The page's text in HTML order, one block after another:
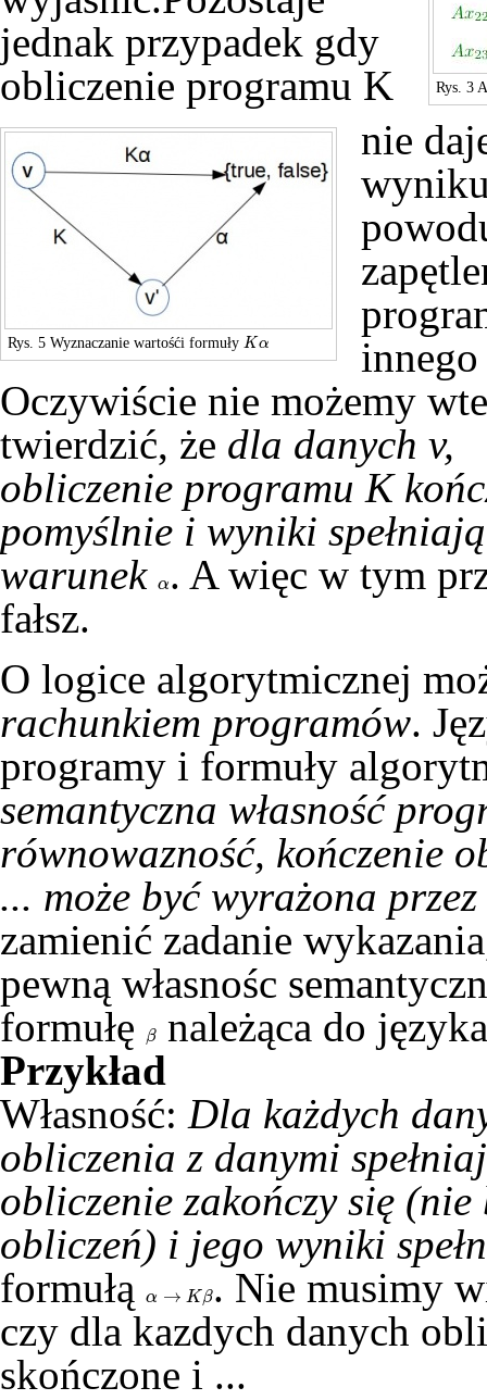
Rys. 3
Rys. 5 Wyznaczanie wartośći formuły K α
Kα
jednak przypadek gdy
obliczenie programu K
nie
innego
Oczywiście nie możemy
twierdzić, że dla danych v,
obliczenie programu K
pomyślnie i wyniki spełniają
warunek α
α. A więc w tym
fałsz.
O logice algorytmicznej
rachunkiem programów.
programy i formuły
semantyczna własność
równowazność, kończenie
... może być wyrażona
zamienić zadanie
pewną własnośc
formułę
β
β
należąca do
Przykład
Własność: Dla każdych
obliczenia z danymi
obliczenie zakończy się
obliczeń) i jego wyniki
formułą
α → Kβ
α→ Kβ
. Nie musimy
czy dla kazdych danych
skończone i ...